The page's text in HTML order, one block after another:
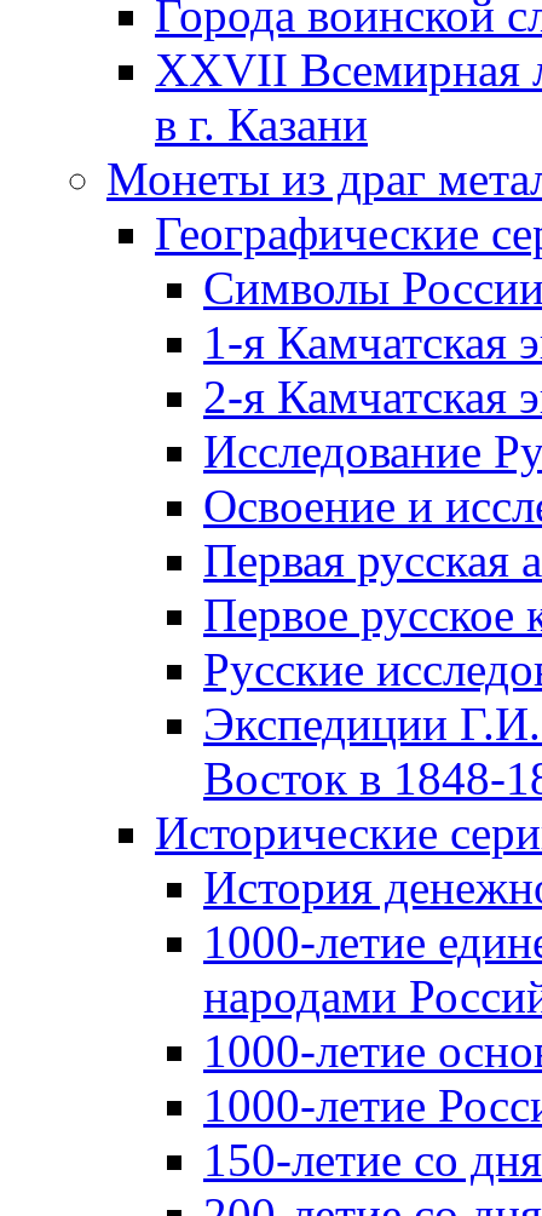
Города воинской
XXVII Всемирная
в г. Казани
Монеты из драг
Географические
Символы
1-я Камчатская
2-я Камчатская
Исследование
Освоение и
Первая русская
Первое русское
Русские
Экспедиции
Восток в 1848-
Исторические
История
1000-летие
народами
1000-летие
1000-летие
150-летие со